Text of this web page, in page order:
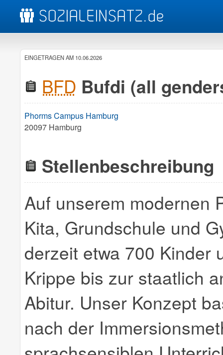
EINGETRAGEN AM 10.06.2026
BFD Bufdi (all
Phorms Campus Hamburg
20097 Hamburg
Stellenbeschreibung
Auf unserem modernen
Kita, Grundschule und
derzeit etwa 700 Kinder
Krippe bis zur staatlich
Abitur. Unser Konzept
nach der